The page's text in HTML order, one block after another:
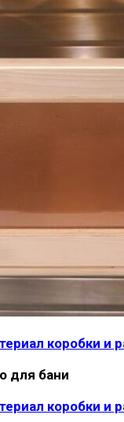
коробки и
коробки и